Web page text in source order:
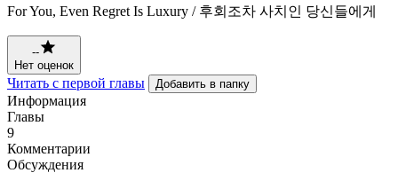
For You, Even Regret Is Luxury / 후회조차 사치인 당신들에게
--
Нет оценок
Читать с первой главы Добавить в папку
Информация
Главы
9
Комментарии
Обсуждения